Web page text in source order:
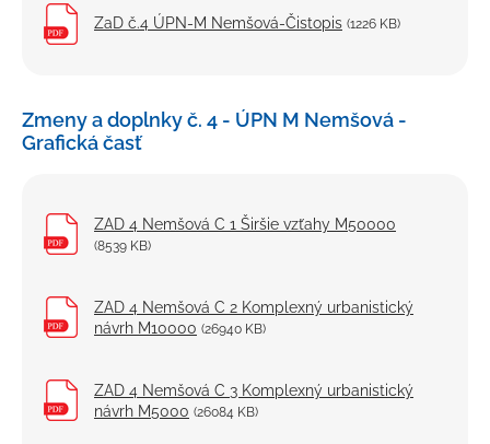
Územný plán mesta
Mapový portál
Mestský rozhlas
Fotogaléria
Projekty
ZaD č.4 ÚPN-M Nemšová-Čistopis (1226 KB)
Zmeny a doplnky č. 4 - ÚPN M Nemšová -
Grafická časť
ZAD 4 Nemšová C 1 Širšie vzťahy M50000
(8539 KB)
ZAD 4 Nemšová C 2 Komplexný urbanistický
návrh M10000 (26940 KB)
ZAD 4 Nemšová C 3 Komplexný urbanistický
návrh M5000 (26084 KB)